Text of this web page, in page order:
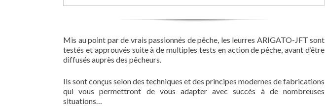
Mis au point par de vrais passionnés de pêche, les leurres ARIGATO-JFT sont
testés et approuvés suite à de multiples tests en action de pêche, avant d’être
diffusés auprès des pêcheurs.
Ils sont conçus selon des techniques et des principes modernes de fabrications
qui vous permettront de vous adapter avec succès à de nombreuses
situations…